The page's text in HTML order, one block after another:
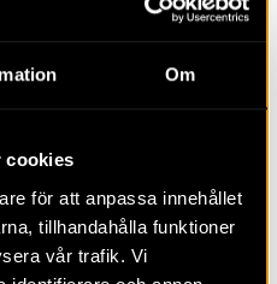
Om
cookies
för att anpassa innehållet
tillhandahålla funktioner
vår trafik. Vi